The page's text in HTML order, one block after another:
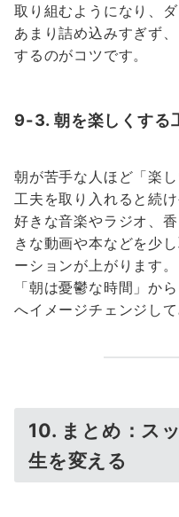
取り組むようになり、
あまり詰め込みすぎず
するのがコツです。
9-3. 朝を楽しくする
朝が苦手な人ほど「楽
工夫を取り入れると続け
好きな音楽やラジオ、
きな動画や本などを少
ーションが上がります。
「朝は憂鬱な時間」か
へイメージチェンジして
10. まとめ：ス
生を変える